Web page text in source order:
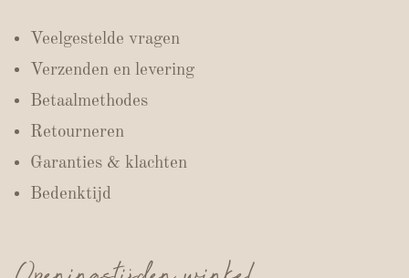
Veelgestelde vragen
Verzenden en levering
Betaalmethodes
Retourneren
Garanties & klachten
Bedenktijd